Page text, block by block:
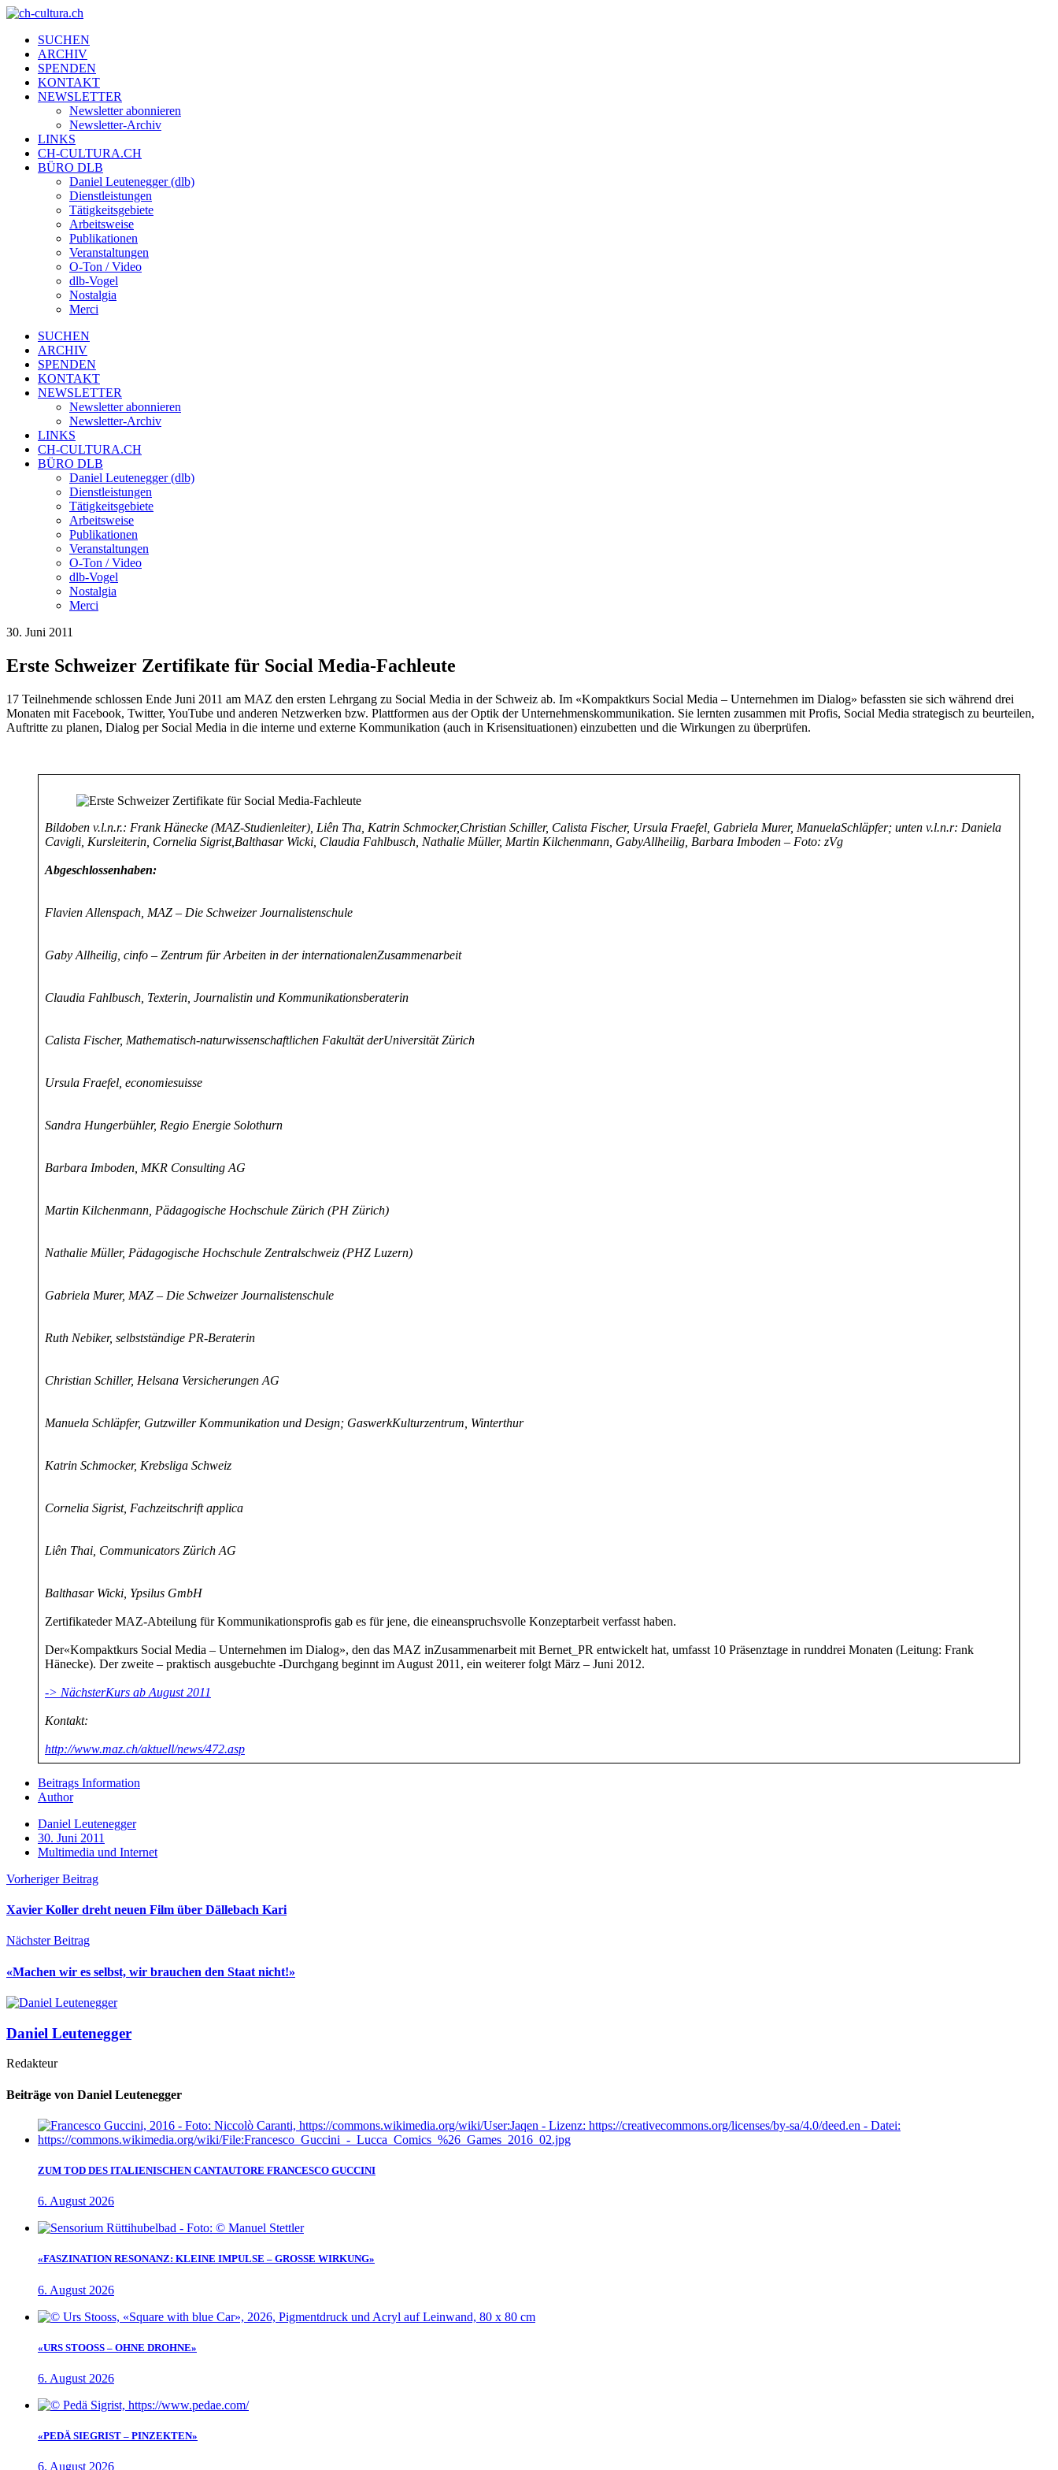
SUCHEN
ARCHIV
SPENDEN
KONTAKT
NEWSLETTER
Newsletter abonnieren
Newsletter-Archiv
LINKS
CH-CULTURA.CH
BÜRO DLB
Daniel Leutenegger (dlb)
Dienstleistungen
Tätigkeitsgebiete
Arbeitsweise
Publikationen
Veranstaltungen
O-Ton / Video
dlb-Vogel
Nostalgia
Merci
SUCHEN
ARCHIV
SPENDEN
KONTAKT
NEWSLETTER
Newsletter abonnieren
Newsletter-Archiv
LINKS
CH-CULTURA.CH
BÜRO DLB
Daniel Leutenegger (dlb)
Dienstleistungen
Tätigkeitsgebiete
Arbeitsweise
Publikationen
Veranstaltungen
O-Ton / Video
dlb-Vogel
Nostalgia
Merci
30. Juni 2011
Erste Schweizer Zertifikate für Social Media-Fachleute
17 Teilnehmende schlossen Ende Juni 2011 am MAZ den ersten Lehrgang zu Social Media in der Schweiz ab. Im «Kompaktkurs Social Media – Unternehmen im Dialog» befassten sie sich während drei
Monaten mit Facebook, Twitter, YouTube und anderen Netzwerken bzw. Plattformen aus der Optik der Unternehmenskommunikation. Sie lernten zusammen mit Profis, Social Media strategisch zu beurteilen,
Auftritte zu planen, Dialog per Social Media in die interne und externe Kommunikation (auch in Krisensituationen) einzubetten und die Wirkungen zu überprüfen.
Bildoben v.l.n.r.: Frank Hänecke (MAZ-Studienleiter), Liên Tha, Katrin Schmocker,Christian Schiller, Calista Fischer, Ursula Fraefel, Gabriela Murer, ManuelaSchläpfer; unten v.l.n.r: Daniela
Cavigli, Kursleiterin, Cornelia Sigrist,Balthasar Wicki, Claudia Fahlbusch, Nathalie Müller, Martin Kilchenmann, GabyAllheilig, Barbara Imboden – Foto: zVg
Abgeschlossenhaben:
Flavien Allenspach, MAZ – Die Schweizer Journalistenschule
Gaby Allheilig, cinfo – Zentrum für Arbeiten in der internationalenZusammenarbeit
Claudia Fahlbusch, Texterin, Journalistin und Kommunikationsberaterin
Calista Fischer, Mathematisch-naturwissenschaftlichen Fakultät derUniversität Zürich
Ursula Fraefel, economiesuisse
Sandra Hungerbühler, Regio Energie Solothurn
Barbara Imboden, MKR Consulting AG
Martin Kilchenmann, Pädagogische Hochschule Zürich (PH Zürich)
Nathalie Müller, Pädagogische Hochschule Zentralschweiz (PHZ Luzern)
Gabriela Murer, MAZ – Die Schweizer Journalistenschule
Ruth Nebiker, selbstständige PR-Beraterin
Christian Schiller, Helsana Versicherungen AG
Manuela Schläpfer, Gutzwiller Kommunikation und Design; GaswerkKulturzentrum, Winterthur
Katrin Schmocker, Krebsliga Schweiz
Cornelia Sigrist, Fachzeitschrift applica
Liên Thai, Communicators Zürich AG
Balthasar Wicki, Ypsilus GmbH
Zertifikateder MAZ-Abteilung für Kommunikationsprofis gab es für jene, die eineanspruchsvolle Konzeptarbeit verfasst haben.
Der«Kompaktkurs Social Media – Unternehmen im Dialog», den das MAZ inZusammenarbeit mit Bernet_PR entwickelt hat, umfasst 10 Präsenztage in runddrei Monaten (Leitung: Frank
Hänecke). Der zweite – praktisch ausgebuchte -Durchgang beginnt im August 2011, ein weiterer folgt März – Juni 2012.
-> NächsterKurs ab August 2011
Kontakt:
http://www.maz.ch/aktuell/news/472.asp
Beitrags Information
Author
Daniel Leutenegger
30. Juni 2011
Multimedia und Internet
Vorheriger Beitrag
Xavier Koller dreht neuen Film über Dällebach Kari
Nächster Beitrag
«Machen wir es selbst, wir brauchen den Staat nicht!»
Daniel Leutenegger
Redakteur
Beiträge von Daniel Leutenegger
ZUM TOD DES ITALIENISCHEN CANTAUTORE FRANCESCO GUCCINI
6. August 2026
«FASZINATION RESONANZ: KLEINE IMPULSE – GROSSE WIRKUNG»
6. August 2026
«URS STOOSS – OHNE DROHNE»
6. August 2026
«PEDÄ SIEGRIST – PINZEKTEN»
6. August 2026